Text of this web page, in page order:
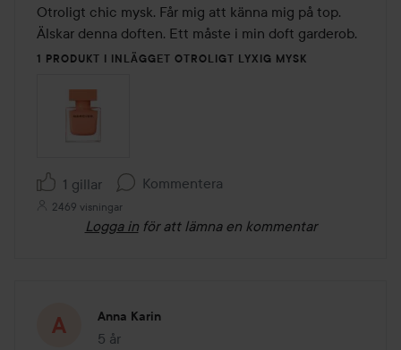
av
5
Otroligt chic mysk. Får mig att känna mig på top.
Älskar denna doften. Ett måste i min doft garderob.
1 PRODUKT I INLÄGGET OTROLIGT LYXIG MYSK
1 gillar Kommentera
2469 visningar
Logga in för att lämna en kommentar
Anna Karin
5 år
Inlägget skapades 5 år